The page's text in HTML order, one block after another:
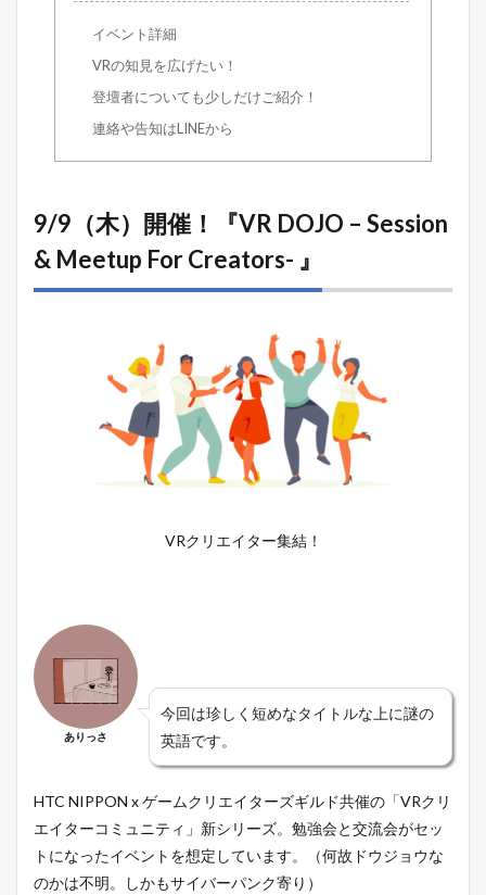
イベント詳細
VRの知見を広げたい！
登壇者についても少しだけご紹介！
連絡や告知はLINEから
9/9（木）開催！『VR DOJO – Session
& Meetup For Creators- 』
VRクリエイター集結！
ありっさ
今回は珍しく短めなタイトルな上に謎の
英語です。
HTC NIPPON x ゲームクリエイターズギルド共催の「VRクリ
エイターコミュニティ」新シリーズ。勉強会と交流会がセッ
トになったイベントを想定しています。（何故ドウジョウな
のかは不明。しかもサイバーパンク寄り）